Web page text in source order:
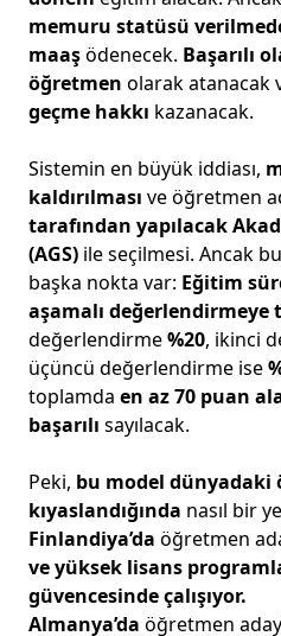
memuru statüsü
maaşödenecek. Başarılı
öğretmen olarak atanacak
geçme hakkı kazanacak.
Sistemin en büyük iddiası,
kaldırılması ve öğretmen
tarafından yapılacak
(AGS) ile seçilmesi. Ancak
başka nokta var: Eğitim
aşamalı
değerlendirme%20, ikinci
üçüncü değerlendirme ise
toplamda en az 70 puan
başarılı sayılacak.
Peki, bu model dünyadaki
kıyaslandığında nasıl bir
Finlandiya’da öğretmen
ve yüksek lisans
güvencesinde çalışıyor.
Almanya’da öğretmen